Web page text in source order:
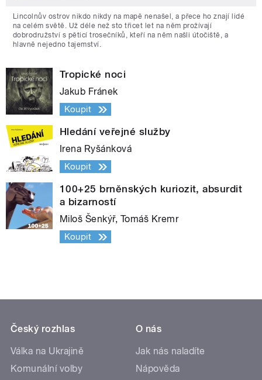
Lincolnův ostrov nikdo nikdy na mapě nenašel, a přece ho znají lidé
na celém světě. Už déle než sto třicet let na něm prožívají
dobrodružství s pěticí trosečníků, kteří na něm našli útočiště, a
hlavně nejedno tajemství.
Tropické noci
Jakub Fránek
Koupit
Hledání veřejné služby
Irena Ryšánková
Koupit
100+25 brněnských kuriozit, absurdit
a bizarností
Miloš Šenkýř, Tomáš Kremr
Koupit
Český rozhlas
Válka na Ukrajině
Komunální volby
O nás
Jak nás naladíte
Nápověda